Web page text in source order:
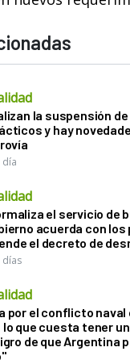
la suspensión
y hay
día
el servicio de
acuerda con
el decreto de
días
por el conflicto naval
lo que cuesta tener
de que Argentina